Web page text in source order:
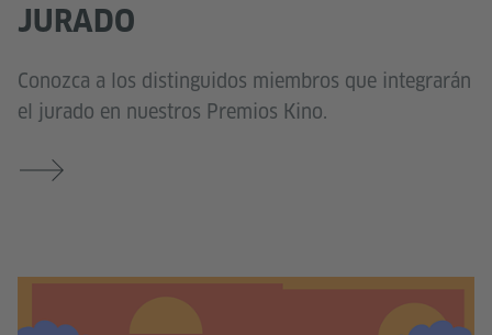
JURADO
Conozca a los distinguidos miembros que integrarán
el jurado en nuestros Premios Kino.